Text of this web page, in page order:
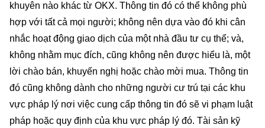
khuyên nào khác từ OKX. Thông tin đó có thể không phù
hợp với tất cả mọi người; không nên dựa vào đó khi cân
nhắc hoạt động giao dịch của một nhà đầu tư cụ thể; và,
không nhằm mục đích, cũng không nên được hiểu là, một
lời chào bán, khuyến nghị hoặc chào mời mua. Thông tin
đó cũng không dành cho những người cư trú tại các khu
vực pháp lý nơi việc cung cấp thông tin đó sẽ vi phạm luật
pháp hoặc quy định của khu vực pháp lý đó. Tài sản kỹ